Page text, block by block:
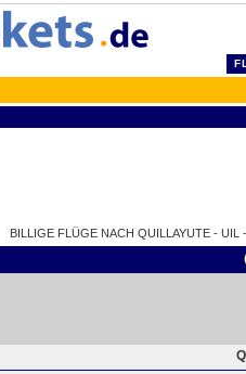
BILLIGE FLÜGE NACH QUILLAYUTE - UIL